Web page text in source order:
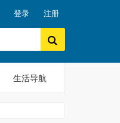
登录 注册
生活导航